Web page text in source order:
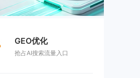
GEO优化
抢占AI搜索流量入口